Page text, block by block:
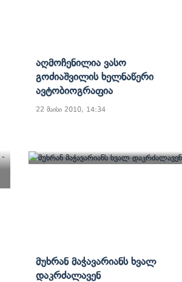
Აღმოჩენილია Ვასო
Გოძიაშვილის Ხელნაწერი
Ავტობიოგრაფია
22 მაისი 2010, 14:34
Მუხრან Მაჭავარიანს Ხვალ
Დაკრძალავენ